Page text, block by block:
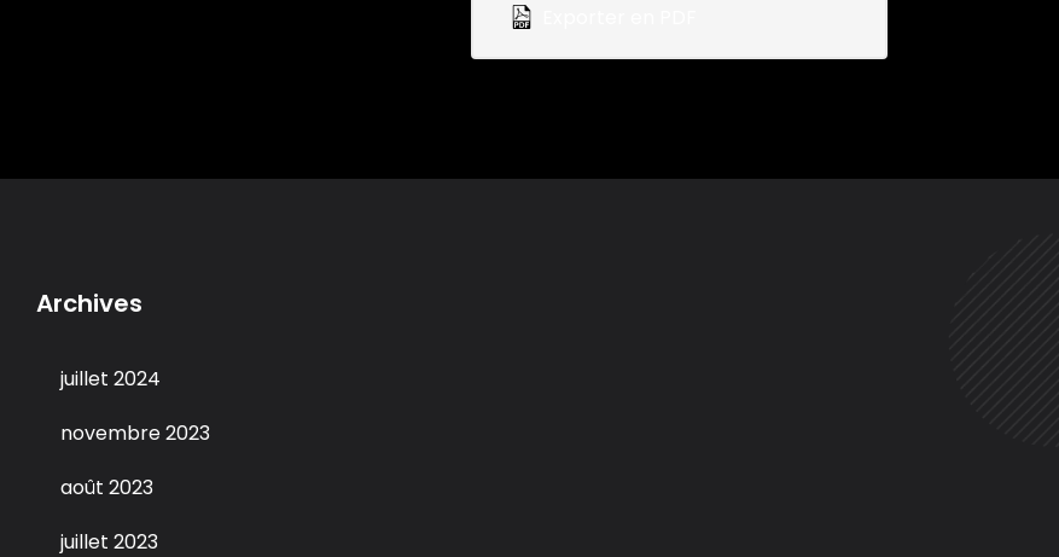
Archives
juillet 2024
novembre 2023
août 2023
juillet 2023